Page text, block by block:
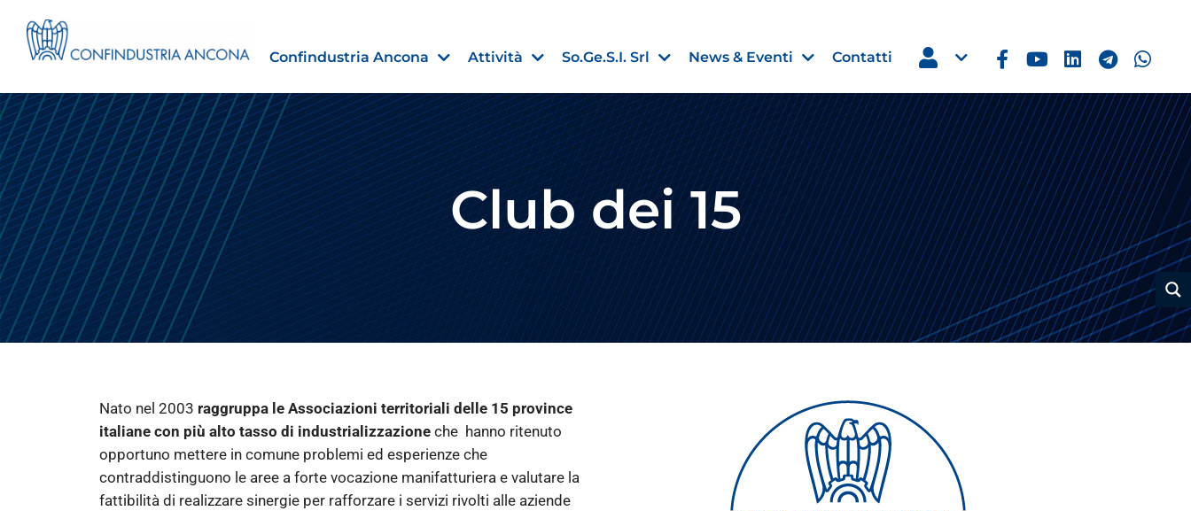
Confindustria Ancona Attività So.Ge.S.I. Srl News & Eventi
| Il
Estero
Importazioni dagli Stati Uniti nell’UE:
novità sulle prove di origine non
preferenziale
30 Luglio 2026
Finanza agevolata
“PMI, Industria e Incentivi alle Imprese
30 Luglio 2026
Estero
Filippine: missione
Manila, 5-7 ottobre 2026
30 Luglio 2026
Leggi →
Contatti
Club dei 15
Nato nel 2003 raggruppa le Associazioni territoriali delle 15 province
italiane con più alto tasso di industrializzazione che hanno ritenuto
opportuno mettere in comune problemi ed esperienze che
contraddistinguono le aree a forte vocazione manifatturiera e valutare la
fattibilità di realizzare sinergie per rafforzare i servizi rivolti alle aziende